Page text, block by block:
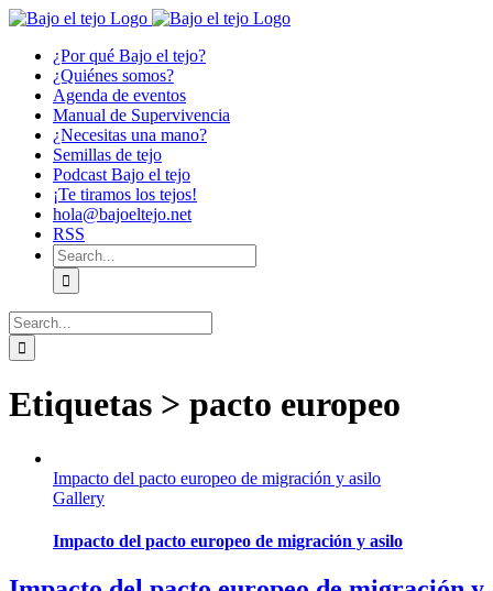
Skip
content¿Por qué Bajo el tejo?
¿Quiénes somos?
Agenda de eventos
Manual de Supervivencia
¿Necesitas una mano?
Semillas de tejo
Podcast Bajo el tejo
¡Te tiramos los tejos!
hola@bajoeltejo.net
RSS
Search
for:
Search
for:
Etiquetas > pacto europeo
Impacto del pacto europeo de migración y asilo
Gallery
Impacto del pacto europeo de migración y asilo